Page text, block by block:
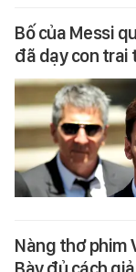
Bố của Messi
đã dạy con trai
Nàng thơ phim